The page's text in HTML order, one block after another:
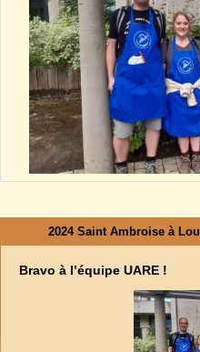
2024 Saint Ambroise à
Bravo à l’équipe UARE !